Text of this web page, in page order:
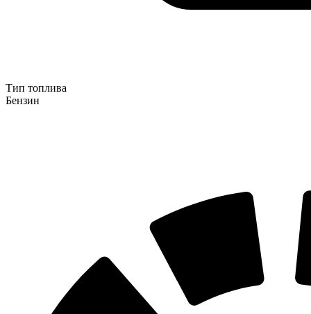
Тип топлива
Бензин